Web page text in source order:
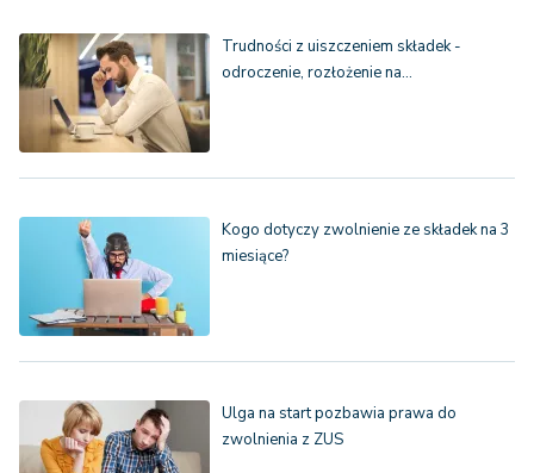
Trudności z uiszczeniem składek -
odroczenie, rozłożenie na…
Kogo dotyczy zwolnienie ze składek na 3
miesiące?
Ulga na start pozbawia prawa do
zwolnienia z ZUS